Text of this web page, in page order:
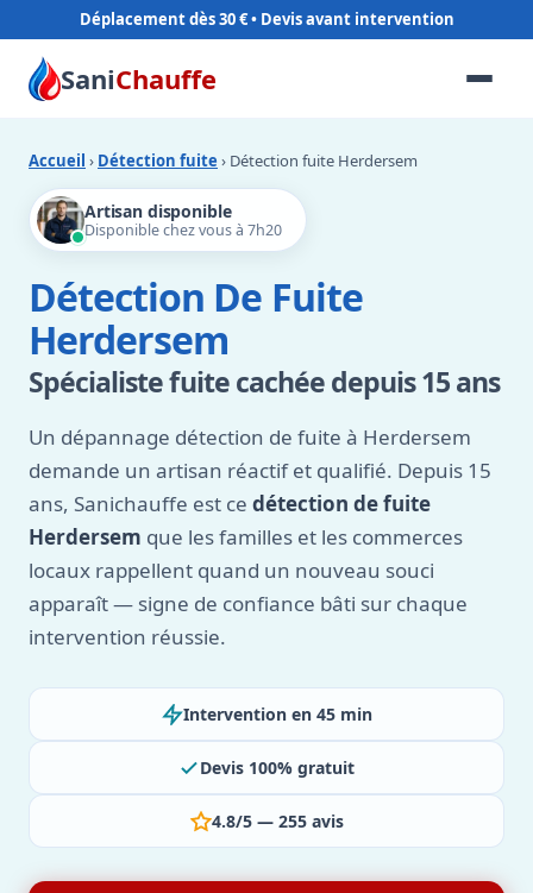
Déplacement dès 30 €
SaniChauffe
Accueil › Détection fuite › Détection fuite Herdersem
Artisan disponible
Disponible chez vous à 7h20
Détection De Fuite
Herdersem
Spécialiste fuite cachée depuis 15 ans
Un dépannage détection de fuite à Herdersem
demande un artisan réactif et qualifié. Depuis 15
ans, Sanichauffe est ce détection de fuite
Herdersem que les familles et les commerces
locaux rappellent quand un nouveau souci
apparaît — signe de confiance bâti sur chaque
intervention réussie.
Intervention en 45 min
Devis 100% gratuit
4.8/5 — 255 avis